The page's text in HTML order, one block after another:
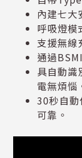
內建七大
呼吸燈模
支援無線
通過
具自動識
電無煩惱
30秒自
可靠。